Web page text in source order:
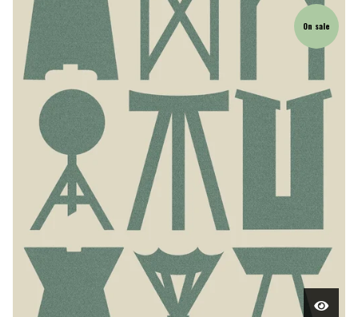
On sale